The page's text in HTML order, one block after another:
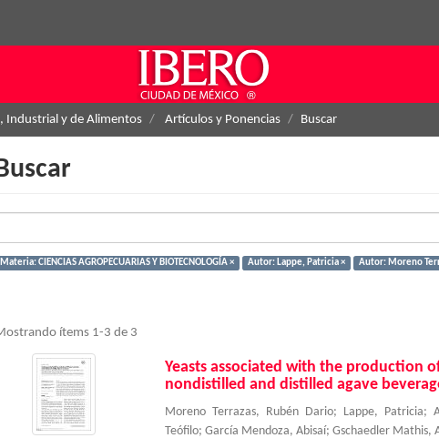
Industrial y de Alimentos Artículos y Ponencias Buscar
Materia: CIENCIAS AGROPECUARIAS Y BIOTECNOLOGÍA × Autor: Lappe, Patricia × Autor: Moreno
ítems 1-3 de 3
Yeasts associated with the production
nondistilled and distilled agave
Moreno Terrazas, Rubén Dario; Lappe, Patricia;
Teófilo; García Mendoza, Abisaí; Gschaedler Mathis,